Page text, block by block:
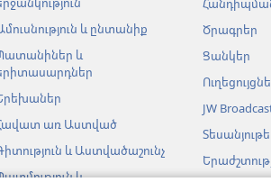
և ընտանիք
և
առ Աստված
և Աստվածաշունչ
և
Ծրագրեր
Ցանկեր
JW